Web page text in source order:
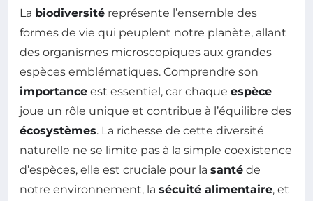
La biodiversité représente l’ensemble des
formes de vie qui peuplent notre planète, allant
des organismes microscopiques aux grandes
espèces emblématiques. Comprendre son
importance est essentiel, car chaque espèce
joue un rôle unique et contribue à l’équilibre des
écosystèmes. La richesse de cette diversité
naturelle ne se limite pas à la simple coexistence
d’espèces, elle est cruciale pour la santé de
notre environnement, la sécuité alimentaire, et